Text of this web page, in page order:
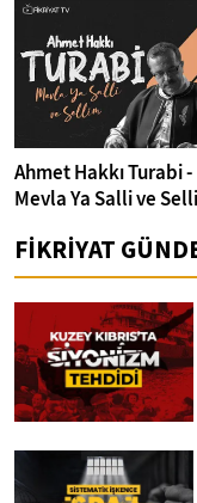
Ahmet Hakkı Turabi -
Mevla Ya Salli ve
FİKRİYAT